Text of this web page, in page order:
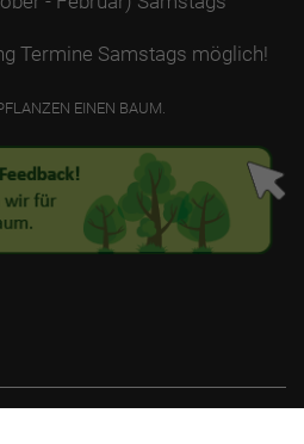
Termine Samstags möglich!
EINEN BAUM.